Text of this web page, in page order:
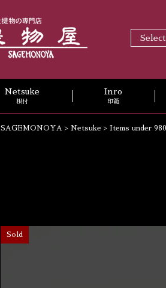
Netsuke
根付
Inro
印籠
SAGEMONOYA > Netsuke > Items under
Sold